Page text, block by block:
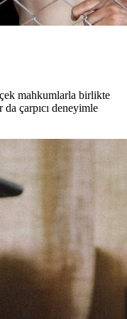
mahkumlarla birlikte
çarpıcı deneyimle